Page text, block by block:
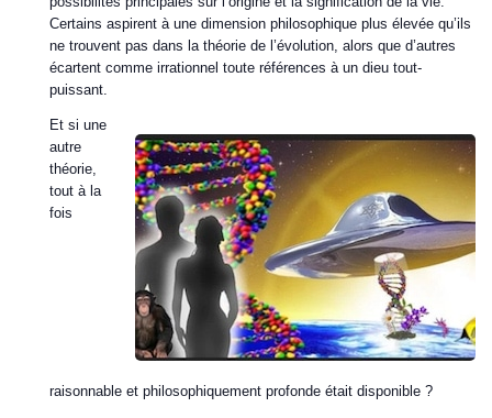
Certains aspirent à une dimension philosophique plus élevée qu’ils
ne trouvent pas dans la théorie de l’évolution, alors que d’autres
écartent comme irrationnel toute références à un dieu tout-
puissant.
Et si une
autre
théorie,
tout à la
fois
raisonnable et philosophiquement profonde était disponible ?